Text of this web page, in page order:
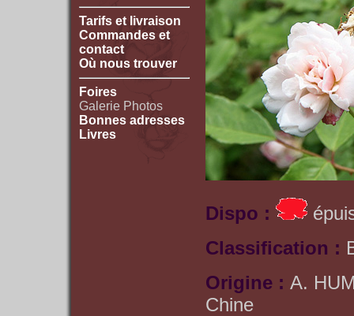
Tarifs et livraison
Commandes et
contact
Où nous trouver
Foires
Galerie Photos
Bonnes adresses
Livres
Dispo :
Classification :
Origine : A.
Chine